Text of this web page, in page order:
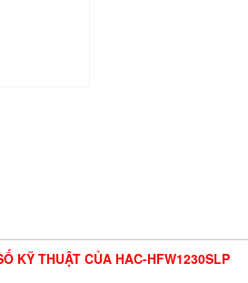
KỸ THUẬT CỦA HAC-HFW1230SLP